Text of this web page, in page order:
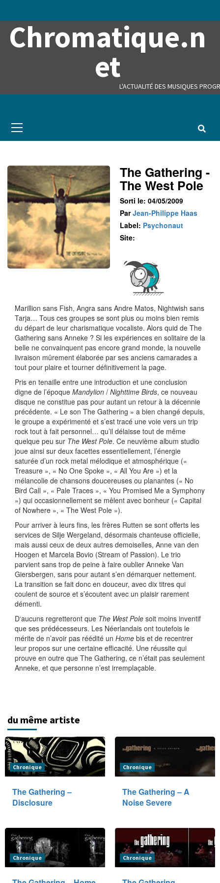
Chromatique.n
et
L'ACTUALITÉ DES MUSIQUES
Menu
The Gathering -
The West Pole
Sorti le: 04/05/2009
ParJean-Philippe Haas
Label: Psychonaut
Site:
Marillion sans Fish, Angra sans Andre Matos, Nightwish sans
Tarja… Tous ces groupes se sont plus ou moins bien remis
du départ de leur charismatique vocaliste. Alors quid de The
Gathering sans Anneke ? Si les expériences en solitaire de la
belle ne convainquent pas encore grand monde, la nouvelle
livraison mûrement élaborée par ses anciens camarades a
tout pour plaire et tourner définitivement la page.
Pris en tenaille entre une introduction et une conclusion
digne de l’époque Mandylion / Nighttime Birds, ce nouveau
disque ne constitue pas pour autant un retour à la décennie
précédente. « Le son The Gathering » a bien changé depuis,
le groupe a expérimenté et s’est tracé une voie vers un trip
rock tout à fait personnel… qu’il délaisse tout de même
quelque peu sur The West Pole. Ce neuvième album studio
joue ainsi sur deux facettes essentiellement, l’énergie
saturée d’un rock metal mélodique et atmosphérique («
Treasure », « No One Spoke », « All You Are ») et la
mélancolie de chansons doucereuses ou planantes (« No
Bird Call », « Pale Traces », « You Promised Me a Symphony
») qui occasionnellement se mêlent avec bonheur (« Capital
of Nowhere », « The West Pole »).
Pour arriver à leurs fins, les frères Rutten se sont offerts les
services de Silje Wergeland, désormais chanteuse officielle,
mais aussi ceux de deux autres demoiselles, Anne van den
Hoogen et Marcela Bovio (Stream of Passion). Le trio
parvient sans trop de peine à faire oublier Anneke Van
Giersbergen, sans pour autant s’en démarquer nettement.
La transition se fait donc en douceur, avec dix titres qui
coulent de source et s’écoutent avec un plaisir rarement
démenti.
D‘aucuns regretteront que The West Pole soit moins inventif
que ses prédécesseurs. Les Néerlandais ont toutefois le
mérite de n’avoir pas réédité un Home bis et de recentrer
leur propos sur une certaine efficacité. Une réussite qui
prouve en outre que The Gathering, ce n’était pas seulement
Anneke, et que personne n’est irremplaçable.
du même artiste
Chronique
The Gathering –
Disclosure
Chronique
The Gathering – A
Noise Severe
Chronique Chronique